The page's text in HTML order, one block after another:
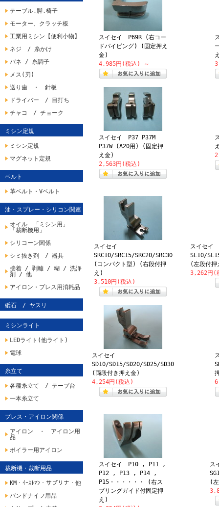
テーブル,脚,椅子
モーター、クラッチ板
工業用ミシン【便利小物】
ネジ / 糸かけ
バネ / 糸調子
メス(刃)
送り歯 ・ 針板
ドライバー / 目打ち
チャコ / チョーク
ミシン定規
ミシン定規
マグネット定規
ベルト
革ベルト・Vベルト
油・スプレー・シリコン関連
オイル 「ミシン用」
「裁断機用」
シリコーン関係
シミ抜き剤 / 器具
接着 / 剥離 / 糊 / 洗浄
剤 / 他
アイロン・プレス用消耗品
砥石 / ヤスリ
ミシンライト
LEDライト(他ライト)
電球
糸立て
各種糸立て / テープ台
一本糸立て
プレス・アイロン関係
アイロン ・ アイロン用
品
ボイラー用アイロン
裁断機・裁断用品
KM・ｲｰｽﾄﾏﾝ・サプリナ・他
バンドナイフ用品
スイセイ P69R (右コー
ドパイピング) (固定押え
金)
4,985円(税込)
～
スイセイ P37 P37M
P37W (A20用) (固定押
え金)
2,563円(税込)
スイセイ
SRC10/SRC15/SRC20/SRC30
(コンパクト型) (右段付押
え)
3,510円(税込)
スイセイ
SL10/
(左段付
3,262円
スイセイ
SD10/SD15/SD20/SD25/SD30
(両段付き押え金)
4,254円(税込)
スイセイ P10 , P11 ,
P12 , P13 , P14 ,
P15・・・・・・ (右ス
プリングガイド付固定押
え)
ス
(